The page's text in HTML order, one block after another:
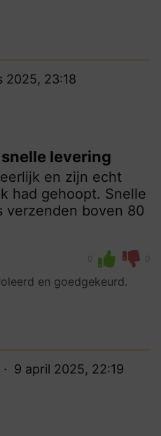
2025, 23:18
levering
en zijn echt
had gehoopt. Snelle
verzenden boven 80
0 0
en goedgekeurd.
9 april 2025, 22:19